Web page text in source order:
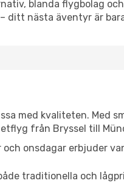
blanda flygbolag
ditt nästa äventyr är
med kvaliteten. Med
från Bryssel till
och onsdagar erbjuder
traditionella och